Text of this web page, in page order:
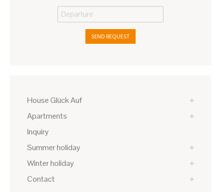
SEND REQUEST
House Glück Auf
Apartments
Inquiry
Summer holiday
Winter holiday
Contact